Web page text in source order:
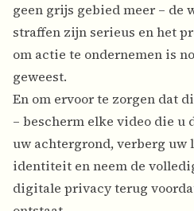
geen grijs gebied meer – de
straffen zijn serieus en het
om actie te ondernemen is
geweest.
En om ervoor te zorgen dat
– bescherm elke video die u
uw achtergrond, verberg uw
identiteit en neem de
digitale privacy terug